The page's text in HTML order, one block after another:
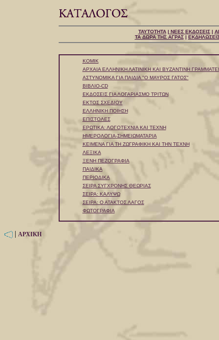
ΤΑΥΤΟΤΗΤΑ| ΝΕΕΣ ΕΚΔΟΣΕΙΣ|
ΤΑ ΔΩΡΑ ΤΗΣ ΑΓΡΑΣ|
KOMIK
ΑΡΧΑΙΑ ΕΛΛΗΝΙΚΗ ΛΑΤΙΝΙΚΗ ΚΑΙ ΒΥΖΑΝΤΙΝΗ
ΑΣΤΥΝΟΜΙΚΑ ΓΙΑ ΠΑΙΔΙΑ "Ο ΜΑΥΡΟΣ ΓΑΤΟΣ"
ΒΙΒΛΙΟ-CD
ΕΚΔΟΣΕΙΣ ΓΙΑ ΛΟΓΑΡΙΑΣΜΟ ΤΡΙΤΩΝ
ΕΚΤΟΣ ΣΧΕΔΙΟΥ
ΕΛΛΗΝΙΚΗ ΠΟΙΗΣΗ
ΕΠΙΣΤΟΛΕΣ
ΕΡΩΤΙΚΑ: ΛΟΓΟΤΕΧΝΙΑ ΚΑΙ ΤΕΧΝΗ
ΗΜΕΡΟΛΟΓΙΑ-ΣΗΜΕΙΩΜΑΤΑΡΙΑ
ΚΕΙΜΕΝΑ ΓΙΑ ΤΗ ΖΩΓΡΑΦΙΚΗ ΚΑΙ ΤΗΝ ΤΕΧΝΗ
ΛΕΞΙΚΑ
ΞΕΝΗ ΠΕΖΟΓΡΑΦΙΑ
ΠΑΙΔΙΚΑ
ΠΕΡΙΟΔΙΚΑ
ΣΕΙΡΑ ΣΥΓΧΡΟΝΗΣ ΘΕΩΡΙΑΣ
ΣΕΙΡΑ: ΚΑΛΥΨΩ
ΣΕΙΡΑ: Ο ΑΤΑΚΤΟΣ ΛΑΓΟΣ
ΦΩΤΟΓΡΑΦΙΑ
| ΑΡΧΙΚΗ